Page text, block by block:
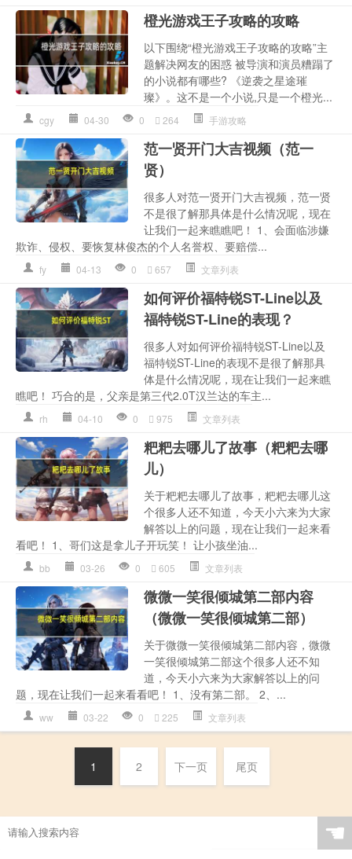
橙光游戏王子攻略的攻略
以下围绕“橙光游戏王子攻略的攻略”主
题解决网友的困惑 被导演和演员糟蹋了
的小说都有哪些? 《逆袭之星途璀
璨》。这不是一个小说,只是一个橙光...
cgy 04-30 0 264 手游攻略
范一贤开门大吉视频（范一
贤）
很多人对范一贤开门大吉视频，范一贤
不是很了解那具体是什么情况呢，现在
让我们一起来瞧瞧吧！ 1、会面临涉嫌
欺诈、侵权、要恢复林俊杰的个人名誉权、要赔偿...
fy 04-13 0 657 文章列表
如何评价福特锐ST-Line以及
福特锐ST-Line的表现？
很多人对如何评价福特锐ST-Line以及
福特锐ST-Line的表现不是很了解那具
体是什么情况呢，现在让我们一起来瞧
瞧吧！ 巧合的是，父亲是第三代2.0T汉兰达的车主...
rh 04-10 0 975 文章列表
粑粑去哪儿了故事（粑粑去哪
儿）
关于粑粑去哪儿了故事，粑粑去哪儿这
个很多人还不知道，今天小六来为大家
解答以上的问题，现在让我们一起来看
看吧！ 1、哥们这是拿儿子开玩笑！ 让小孩坐油...
bb 03-26 0 605 文章列表
微微一笑很倾城第二部内容
（微微一笑很倾城第二部）
关于微微一笑很倾城第二部内容，微微
一笑很倾城第二部这个很多人还不知
道，今天小六来为大家解答以上的问
题，现在让我们一起来看看吧！ 1、没有第二部。 2、...
ww 03-22 0 225 文章列表
1 2 下一页 尾页
☚